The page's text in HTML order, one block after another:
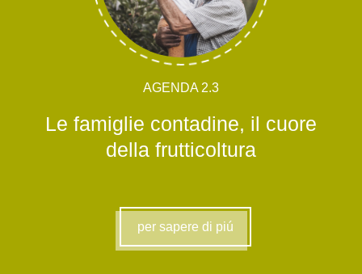
AGENDA 2.3
Le famiglie contadine, il cuore
della frutticoltura
per sapere di piú